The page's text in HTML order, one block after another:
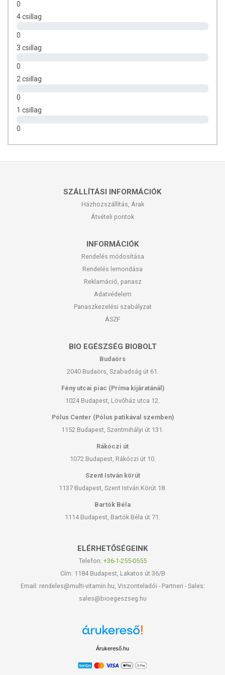
TOVÁBBI TUDNIVALÓK A TERMÉKRŐL:
tartandó!
0
4 csillag
0
3 csillag
0
2 csillag
0
1 csillag
0
SZÁLLÍTÁSI INFORMÁCIÓK
Házhozszállítás, Árak
Átvételi pontok
INFORMÁCIÓK
Rendelés módosítása
Rendelés lemondása
Reklamáció, panasz
Adatvédelem
Panaszkezelési szabályzat
ÁSZF
BIO EGÉSZSÉG BIOBOLT
Budaörs
2040 Budaörs, Szabadság út 61.
Fény utcai piac (Príma kijáratánál)
1024 Budapest, Lövőház utca 12.
Pólus Center (Pólus patikával szemben)
1152 Budapest, Szentmihályi út 131.
Rákóczi út
1072 Budapest, Rákóczi út 10.
Szent István körút
1137 Budapest, Szent István Körút 18.
Bartók Béla
1114 Budapest, Bartók Béla út 71.
ELÉRHETŐSÉGEINK
Telefon: +36-1-255-0555
Cím: 1184 Budapest, Lakatos út 36/B
Email: rendeles@multi-vitamin.hu, Viszonteladói - Partneri - Sales:
sales@bioegeszseg.hu
Árukereső.hu